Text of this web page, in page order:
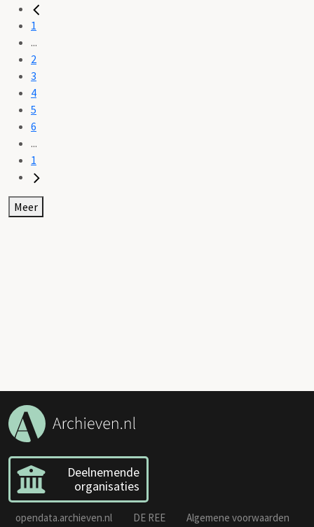
1
...
2
3
4
5
6
...
1
Meer
Deelnemende
organisaties
opendata.archieven.nl DE REE Algemene voorwaarden